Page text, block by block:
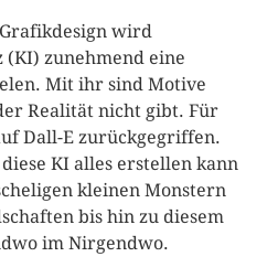
wird
zunehmend eine
Mit ihr sind Motive
Realität nicht gibt. Für
Dall-E zurückgegriffen.
KI alles erstellen kann
kleinen Monstern
bis hin zu diesem
im Nirgendwo.